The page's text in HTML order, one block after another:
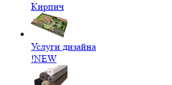
Кирпич
Услуги дизайна
!NEW